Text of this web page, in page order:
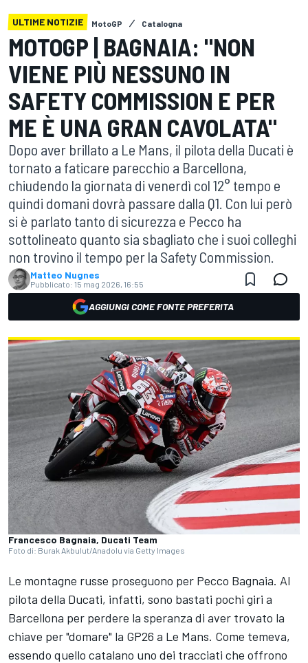
ULTIME NOTIZIE MotoGP Catalogna
MOTOGP | BAGNAIA: "NON
VIENE PIÙ NESSUNO IN
SAFETY COMMISSION E PER
ME È UNA GRAN CAVOLATA"
Dopo aver brillato a Le Mans, il pilota della Ducati è
tornato a faticare parecchio a Barcellona,
chiudendo la giornata di venerdì col 12° tempo e
quindi domani dovrà passare dalla Q1. Con lui però
si è parlato tanto di sicurezza e Pecco ha
sottolineato quanto sia sbagliato che i suoi colleghi
non trovino il tempo per la Safety Commission.
Matteo Nugnes
Pubblicato: 15 mag 2026, 16:55
AGGIUNGI COME FONTE PREFERITA
Francesco Bagnaia, Ducati Team
Foto di: Burak Akbulut/Anadolu via Getty Images
Le montagne russe proseguono per Pecco Bagnaia. Al
pilota della Ducati, infatti, sono bastati pochi giri a
Barcellona per perdere la speranza di aver trovato la
chiave per "domare" la GP26 a Le Mans. Come temeva,
essendo quello catalano uno dei tracciati che offrono